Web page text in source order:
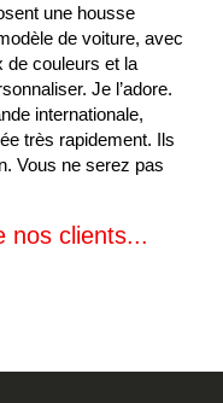
une housse
de voiture, avec
de couleurs et la
Je l’adore.
internationale,
très rapidement. Ils
Vous ne serez pas
nos clients...